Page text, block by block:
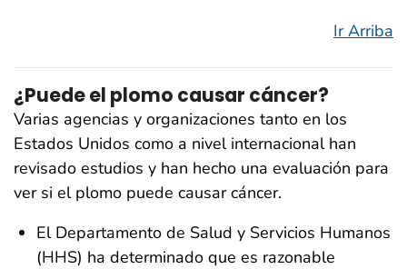
Ir Arriba
¿Puede el plomo causar cáncer?
Varias agencias y organizaciones tanto en los
Estados Unidos como a nivel internacional han
revisado estudios y han hecho una evaluación para
ver si el plomo puede causar cáncer.
El Departamento de Salud y Servicios Humanos
(HHS) ha determinado que es razonable